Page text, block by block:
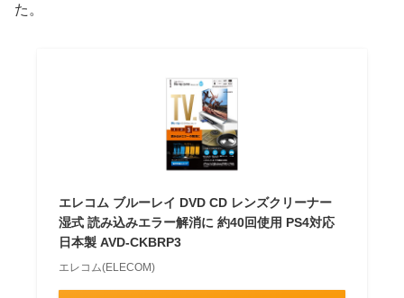
た。
エレコム ブルーレイ DVD CD レンズクリーナー
湿式 読み込みエラー解消に 約40回使用 PS4対応
日本製 AVD-CKBRP3
エレコム(ELECOM)